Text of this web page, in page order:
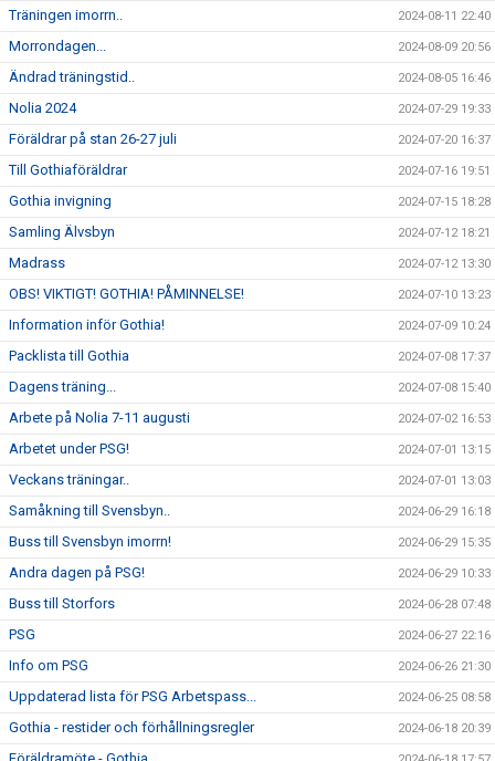
Träningen imorrn.. 2024-08-11 22:40
Morrondagen... 2024-08-09 20:56
Ändrad träningstid.. 2024-08-05 16:46
Nolia 2024 2024-07-29 19:33
Föräldrar på stan 26-27 juli 2024-07-20 16:37
Till Gothiaföräldrar 2024-07-16 19:51
Gothia invigning 2024-07-15 18:28
Samling Älvsbyn 2024-07-12 18:21
Madrass 2024-07-12 13:30
OBS! VIKTIGT! GOTHIA! PÅMINNELSE! 2024-07-10 13:23
Information inför Gothia! 2024-07-09 10:24
Packlista till Gothia 2024-07-08 17:37
Dagens träning... 2024-07-08 15:40
Arbete på Nolia 7-11 augusti 2024-07-02 16:53
Arbetet under PSG! 2024-07-01 13:15
Veckans träningar.. 2024-07-01 13:03
Samåkning till Svensbyn.. 2024-06-29 16:18
Buss till Svensbyn imorrn! 2024-06-29 15:35
Andra dagen på PSG! 2024-06-29 10:33
Buss till Storfors 2024-06-28 07:48
PSG 2024-06-27 22:16
Info om PSG 2024-06-26 21:30
Uppdaterad lista för PSG Arbetspass... 2024-06-25 08:58
Gothia - restider och förhållningsregler 2024-06-18 20:39